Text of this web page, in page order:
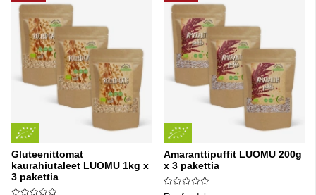
Gluteenittomat
kaurahiutaleet LUOMU 1kg x
3 pakettia
Amaranttipuffit LUOMU 200g
x 3 pakettia